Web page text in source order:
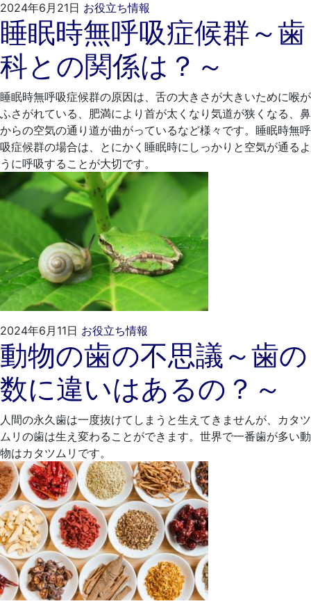
2024年6月21日 お役立ち情報
年
5
月
29
日
れ
も
と
歯
科
医
院
睡眠時無呼吸症候群～歯
科との関係は？～
睡眠時無呼吸症候群の原因は、舌の大きさが大きいために喉が
ふさがれている、肥満により首が太くなり気道が狭くなる、鼻
からの空気の通り道が曲がっているなど様々です。睡眠時無呼
吸症候群の場合は、とにかく睡眠時にしっかりと空気が通るよ
うに呼吸することが大切です。
2024年6月11日 お役立ち情報
年
月
29
日
れ
と
歯
科
医
動物の歯の不思議～歯の
数に違いはあるの？～
人間の永久歯は一度抜けてしまうと生えてきませんが、カタツ
ムリの歯は生え変わることができます。世界で一番歯が多い動
物はカタツムリです。